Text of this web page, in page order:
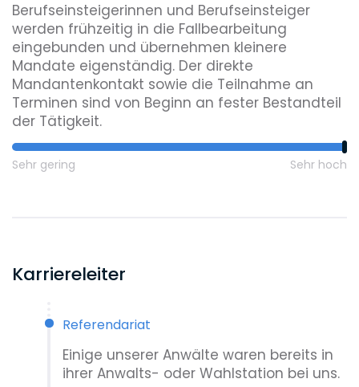
Berufseinsteigerinnen und Berufseinsteiger
werden frühzeitig in die Fallbearbeitung
eingebunden und übernehmen kleinere
Mandate eigenständig. Der direkte
Mandantenkontakt sowie die Teilnahme an
Terminen sind von Beginn an fester Bestandteil
der Tätigkeit.
Sehr gering Sehr hoch
Karriereleiter
Referendariat
Einige unserer Anwälte waren bereits in
ihrer Anwalts- oder Wahlstation bei uns.